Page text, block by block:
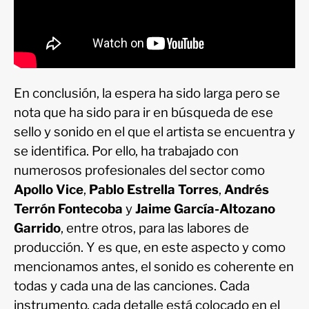
En conclusión, la espera ha sido larga pero se
nota que ha sido para ir en búsqueda de ese
sello y sonido en el que el artista se encuentra y
se identifica. Por ello, ha trabajado con
numerosos profesionales del sector como
Apollo Vice, Pablo Estrella Torres, Andrés
Terrón Fontecoba yJaime García-Altozano
Garrido, entre otros, para las labores de
producción. Y es que, en este aspecto y como
mencionamos antes, el sonido es coherente en
todas y cada una de las canciones. Cada
instrumento, cada detalle está colocado en el